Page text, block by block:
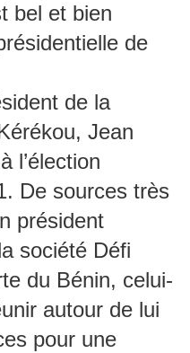
bel et bien
de
de la
Jean
l’élection
De sources très
président
société Défi
du Bénin, celui-
autour de lui
pour une